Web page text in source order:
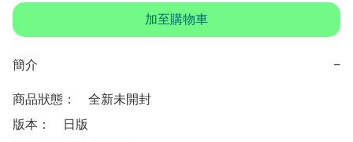
加至購物車
簡介 −
商品狀態：　全新未開封
版本：　日版